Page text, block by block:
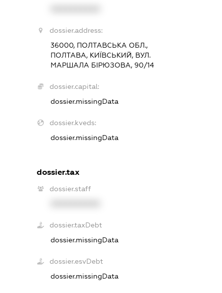
dossier.address:
36000, ПОЛТАВСЬКА ОБЛ.,
ПОЛТАВА, КИЇВСЬКИЙ, ВУЛ.
МАРШАЛА БІРЮЗОВА, 90/14
dossier.capital:
dossier.missingData
dossier.kveds:
dossier.missingData
dossier.tax
dossier.staff
dossier.taxDebt
dossier.missingData
dossier.esvDebt
dossier.missingData